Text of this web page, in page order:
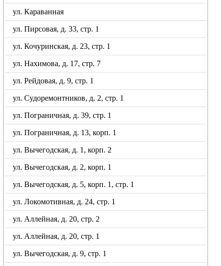
ул. Караванная
ул. Пирсовая, д. 33, стр. 1
ул. Кочуринская, д. 23, стр. 1
ул. Нахимова, д. 17, стр. 7
ул. Рейдовая, д. 9, стр. 1
ул. Судоремонтников, д. 2, стр. 1
ул. Пограничная, д. 39, стр. 1
ул. Пограничная, д. 13, корп. 1
ул. Вычегодская, д. 1, корп. 2
ул. Вычегодская, д. 2, корп. 1
ул. Вычегодская, д. 5, корп. 1, стр. 1
ул. Локомотивная, д. 24, стр. 1
ул. Аллейная, д. 20, стр. 2
ул. Аллейная, д. 20, стр. 1
ул. Вычегодская, д. 9, стр. 1